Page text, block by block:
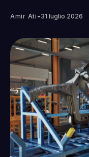
Amir Ati -31 luglio 2026